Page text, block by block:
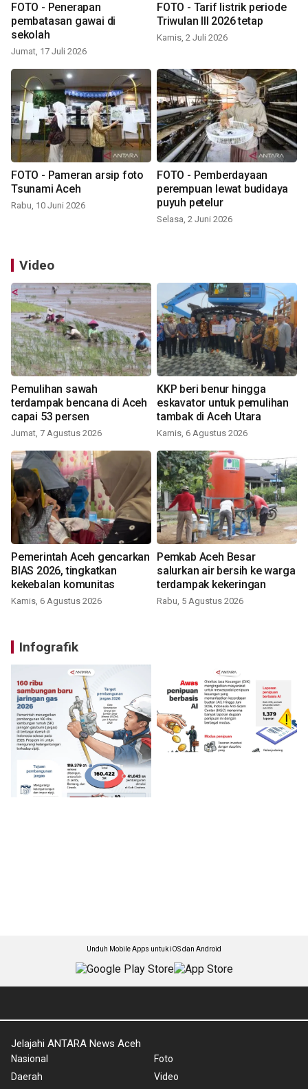
FOTO - Penerapan
pembatasan gawai di
sekolah
Jumat, 17 Juli 2026
FOTO - Tarif listrik periode
Triwulan III 2026 tetap
Kamis, 2 Juli 2026
FOTO - Pameran arsip foto
Tsunami Aceh
Rabu, 10 Juni 2026
FOTO - Pemberdayaan
perempuan lewat budidaya
puyuh petelur
Selasa, 2 Juni 2026
Video
Pemulihan sawah
terdampak bencana di Aceh
capai 53 persen
Jumat, 7 Agustus 2026
KKP beri benur hingga
eskavator untuk pemulihan
tambak di Aceh Utara
Kamis, 6 Agustus 2026
Pemerintah Aceh gencarkan
BIAS 2026, tingkatkan
kekebalan komunitas
Kamis, 6 Agustus 2026
Pemkab Aceh Besar
salurkan air bersih ke warga
terdampak kekeringan
Rabu, 5 Agustus 2026
Infografik
Unduh Mobile Apps untuk iOS dan Android
Jelajahi ANTARA News Aceh
Nasional
Daerah
Foto
Video